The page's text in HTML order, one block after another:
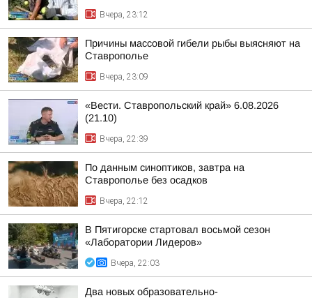
Вчера, 23:12
Причины массовой гибели рыбы выясняют на
Ставрополье
Вчера, 23:09
«Вести. Ставропольский край» 6.08.2026
(21.10)
Вчера, 22:39
По данным синоптиков, завтра на
Ставрополье без осадков
Вчера, 22:12
В Пятигорске стартовал восьмой сезон
«Лаборатории Лидеров»
Вчера, 22:03
Два новых образовательно-